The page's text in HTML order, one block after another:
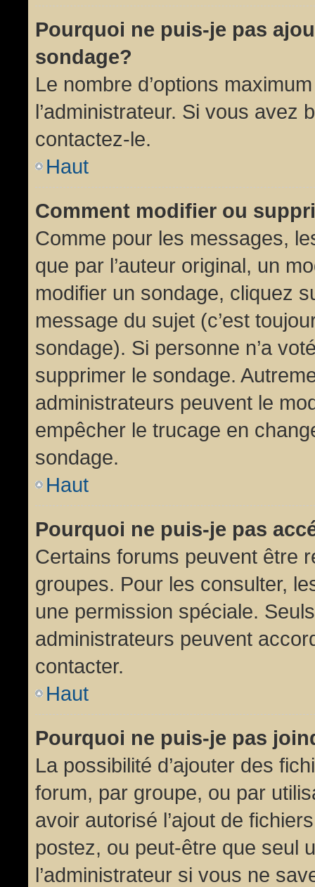
Pourquoi ne puis-je pas
sondage?
Le nombre d’options
l’administrateur. Si vous avez
contactez-le.
Haut
Comment modifier ou
Comme pour les messages,
que par l’auteur original, un
modifier un sondage, cliquez
message du sujet (c’est
sondage). Si personne n’a
supprimer le sondage.
administrateurs peuvent le
empêcher le trucage en
sondage.
Haut
Pourquoi ne puis-je pas
Certains forums peuvent être
groupes. Pour les consulter,
une permission spéciale.
administrateurs peuvent
contacter.
Haut
Pourquoi ne puis-je pas
La possibilité d’ajouter des
forum, par groupe, ou par
avoir autorisé l’ajout de
postez, ou peut-être que seul
l’administrateur si vous ne